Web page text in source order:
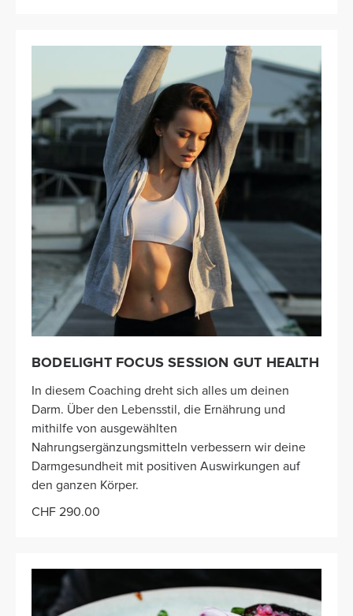
BODELIGHT FOCUS SESSION GUT HEALTH
In diesem Coaching dreht sich alles um deinen
Darm. Über den Lebensstil, die Ernährung und
mithilfe von ausgewählten
Nahrungsergänzungsmitteln verbessern wir deine
Darmgesundheit mit positiven Auswirkungen auf
den ganzen Körper.
CHF 290.00